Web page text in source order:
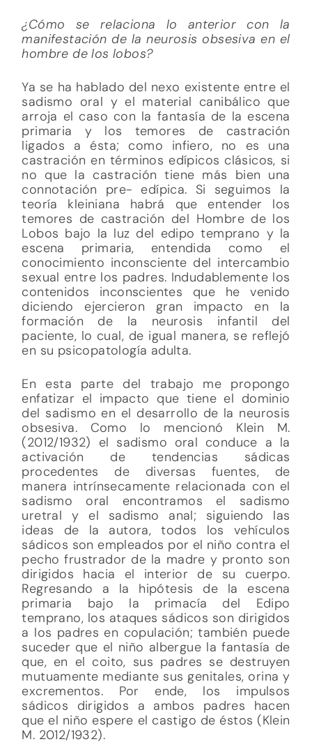
¿Cómo se relaciona lo anterior con la
manifestación de la neurosis obsesiva en el
hombre de los lobos?
Ya se ha hablado del nexo existente entre el
sadismo oral y el material canibálico que
arroja el caso con la fantasía de la escena
primaria y los temores de castración
ligados a ésta; como infiero, no es una
castración en términos edípicos clásicos, si
no que la castración tiene más bien una
connotación pre- edípica. Si seguimos la
teoría kleiniana habrá que entender los
temores de castración del Hombre de los
Lobos bajo la luz del edipo temprano y la
escena primaria, entendida como el
conocimiento inconsciente del intercambio
sexual entre los padres. Indudablemente los
contenidos inconscientes que he venido
diciendo ejercieron gran impacto en la
formación de la neurosis infantil del
paciente, lo cual, de igual manera, se reflejó
en su psicopatología adulta.
En esta parte del trabajo me propongo
enfatizar el impacto que tiene el dominio
del sadismo en el desarrollo de la neurosis
obsesiva. Como lo mencionó Klein M.
(2012/1932) el sadismo oral conduce a la
activación de tendencias sádicas
procedentes de diversas fuentes, de
manera intrínsecamente relacionada con el
sadismo oral encontramos el sadismo
uretral y el sadismo anal; siguiendo las
ideas de la autora, todos los vehículos
sádicos son empleados por el niño contra el
pecho frustrador de la madre y pronto son
dirigidos hacia el interior de su cuerpo.
Regresando a la hipótesis de la escena
primaria bajo la primacía del Edipo
temprano, los ataques sádicos son dirigidos
a los padres en copulación; también puede
suceder que el niño albergue la fantasía de
que, en el coito, sus padres se destruyen
mutuamente mediante sus genitales, orina y
excrementos. Por ende, los impulsos
sádicos dirigidos a ambos padres hacen
que el niño espere el castigo de éstos (Klein
M. 2012/1932).